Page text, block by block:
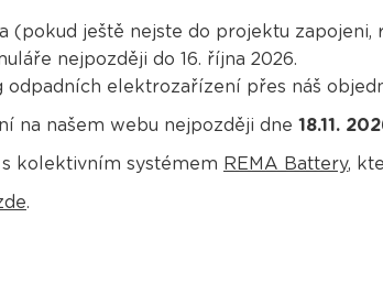
ještě nejste do projektu zapojeni,
nejpozději do 16. října 2026.
elektrozařízení přes náš
na našem webu nejpozději dne 18.11.
kolektivním systémem REMA Battery,
.